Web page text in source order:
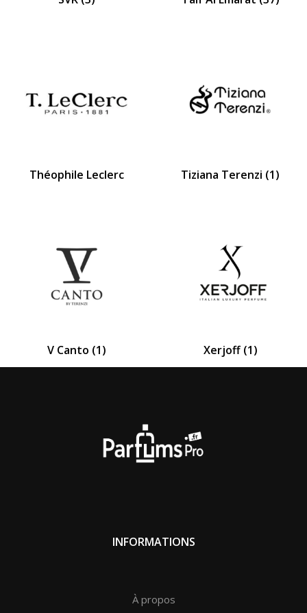
Théophile Leclerc Tiziana Terenzi (1)
V Canto (1) Xerjoff(1)
INFORMATIONS
À propos